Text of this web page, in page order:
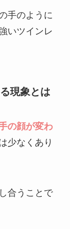
手のように
いツインレ
現象とは
の顔が変わ
少なくあり
合うことで